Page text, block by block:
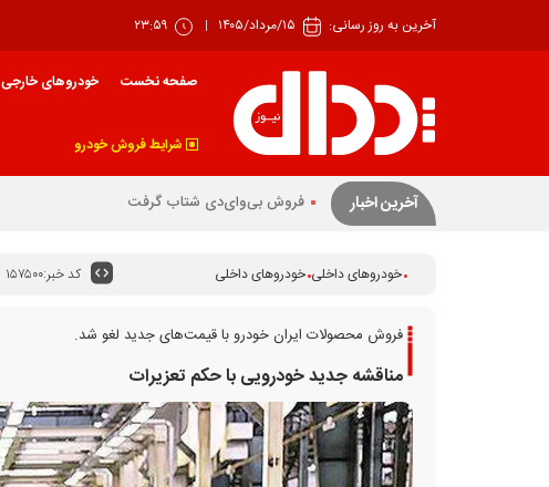
آخرین به روز رسانی: ۱۵/مرداد/۱۴۰۵ ۲۳:۵۹
صفحه نخست خودروهای خارجی
شرایط فروش خودرو
آخرین اخبار بازگشت نیسان به سوددهی
خودروهای داخلی خودروهای داخلی کد خبر:۱۵۷۵۰۰
فروش محصولات ایران خودرو با قیمت‌های جدید لغو شد.
مناقشه جدید خودرویی با حکم تعزیرات